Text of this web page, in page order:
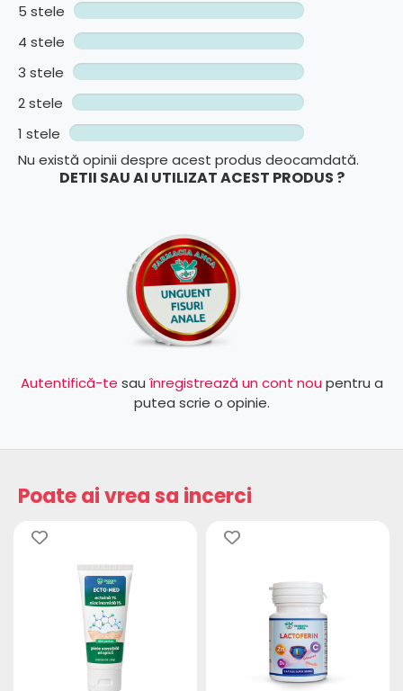
5 stele
4 stele
3 stele
2 stele
1 stele
Nu există opinii despre acest produs deocamdată.
DETII SAU AI UTILIZAT ACEST PRODUS ?
Autentifică-te sau înregistrează un cont nou pentru a
putea scrie o opinie.
Poate ai vrea sa incerci